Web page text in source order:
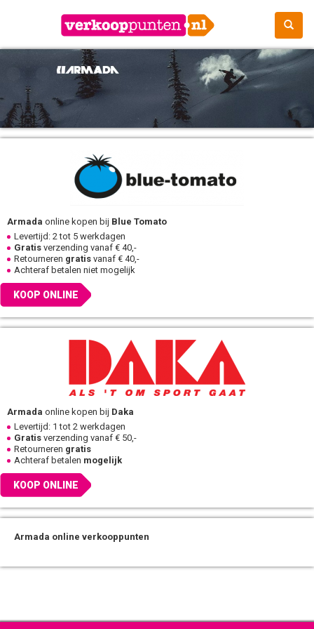
Armada online kopen bij Blue Tomato
Levertijd: 2 tot 5 werkdagen
Gratis verzending vanaf € 40,-
Retourneren gratis vanaf € 40,-
Achteraf betalen niet mogelijk
KOOP ONLINE
Armada online kopen bij Daka
Levertijd: 1 tot 2 werkdagen
Gratis verzending vanaf € 50,-
Retourneren gratis
Achteraf betalen mogelijk
KOOP ONLINE
Armada online verkooppunten